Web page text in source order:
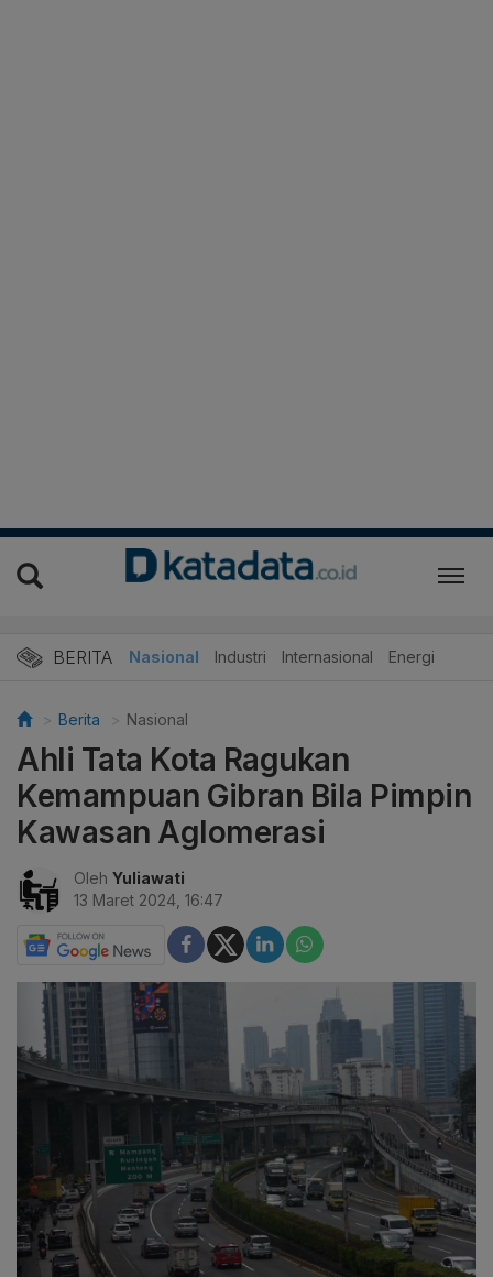
BERITA Nasional Industri Internasional Energi
Berita Nasional
Ahli Tata Kota Ragukan
Kemampuan Gibran Bila Pimpin
Kawasan Aglomerasi
Oleh Yuliawati
13 Maret 2024, 16:47